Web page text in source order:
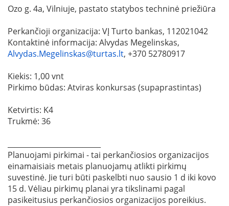
Ozo g. 4a, Vilniuje, pastato statybos techninė priežiūra
Perkančioji organizacija: VĮ Turto bankas, 112021042
Kontaktinė informacija: Alvydas Megelinskas,
Alvydas.Megelinskas@turtas.lt, +370 52780917
Kiekis: 1,00 vnt
Pirkimo būdas: Atviras konkursas (supaprastintas)
Ketvirtis: K4
Trukmė: 36
Planuojami pirkimai - tai perkančiosios organizacijos
einamaisiais metais planuojamų atlikti pirkimų
suvestinė. Jie turi būti paskelbti nuo sausio 1 d iki kovo
15 d. Vėliau pirkimų planai yra tikslinami pagal
pasikeitusius perkančiosios organizacijos poreikius.